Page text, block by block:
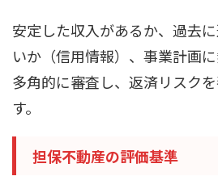
安定した収入があるか、過去
いか（信用情報）、事業計画
多角的に審査し、返済リスク
す。
担保不動産の評価基準